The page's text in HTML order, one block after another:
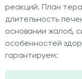
реакций. План
длительность
основании жалоб,
особенностей
гарантируем: